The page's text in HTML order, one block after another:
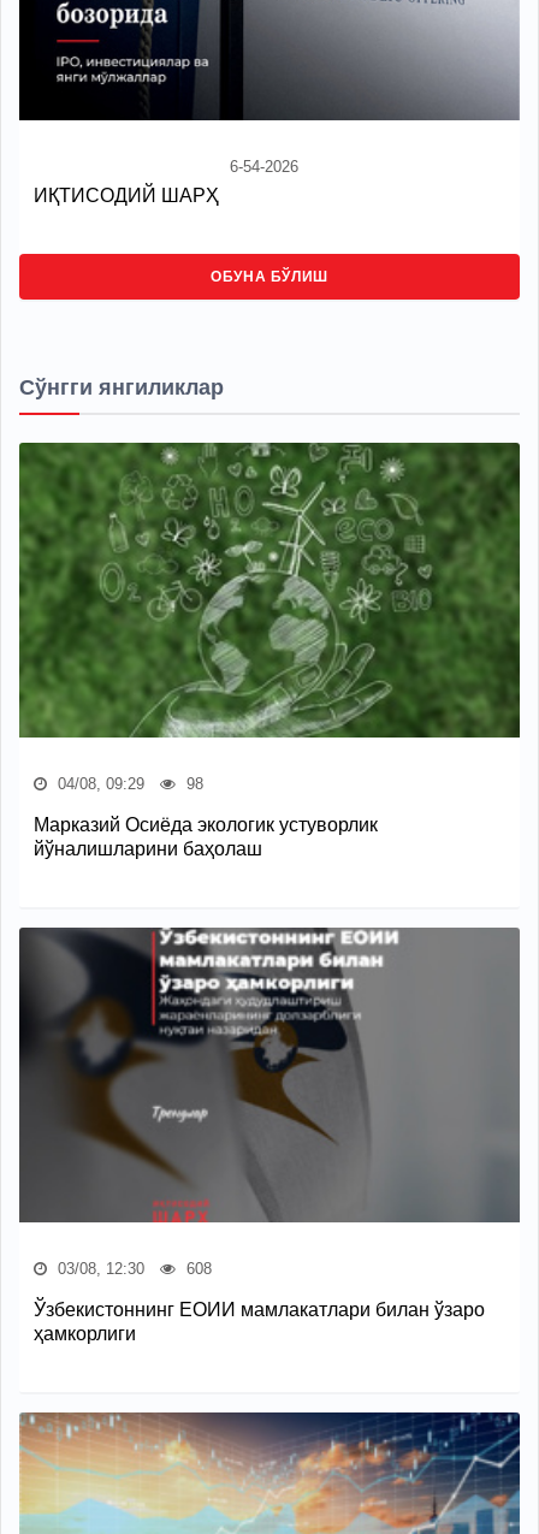
6-54-2026
ИҚТИСОДИЙ ШАРҲ
ОБУНА БЎЛИШ
Сўнгги янгиликлар
04/08, 09:29 98
Марказий Осиёда экологик устуворлик
йўналишларини баҳолаш
03/08, 12:30 608
Ўзбекистоннинг ЕОИИ мамлакатлари билан ўзаро
ҳамкорлиги